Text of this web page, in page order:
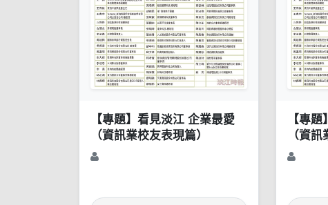
【專題】看見淡江 企業最愛
（資訊業校友表現篇）
【專
（資訊